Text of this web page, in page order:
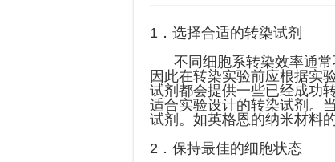
1．选择合适的转染试剂
不同细胞系转染效率通常
因此在转染实验前应根据实
试剂都会提供一些已经成功
适合实验设计的转染试剂。
试剂。如英格恩的纳米材料
2．保持最佳的细胞状态